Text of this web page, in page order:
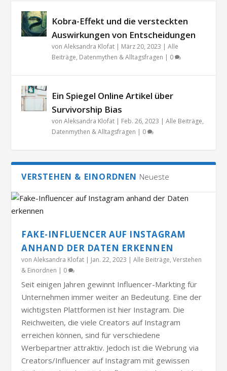
Kobra-Effekt und die versteckten
Auswirkungen von Entscheidungen
vonAleksandra Klofat | März 20, 2023 |Alle
Beiträge, Datenmythen & Alltagsfragen | 0
Ein Spiegel Online Artikel über
Survivorship Bias
vonAleksandra Klofat | Feb. 26, 2023 |Alle Beiträge,
Datenmythen & Alltagsfragen | 0
VERSTEHEN & EINORDNEN Neueste
FAKE-INFLUENCER AUF INSTAGRAM
ANHAND DER DATEN ERKENNEN
vonAleksandra Klofat | Jan. 22, 2023 |Alle Beiträge,Verstehen
& Einordnen | 0
Seit einigen Jahren gewinnt Influencer-Markting für
Unternehmen immer weiter an Bedeutung. Eine der
wichtigsten Plattformen ist hier Instagram. Die
Reichweiten, die viele Creators auf Instagram
erreichen können, sind für verschiedene
Werbepartner attraktiv. Jedoch ist die Webrung via
Creators/Influencer auf Instagram mit gewissen